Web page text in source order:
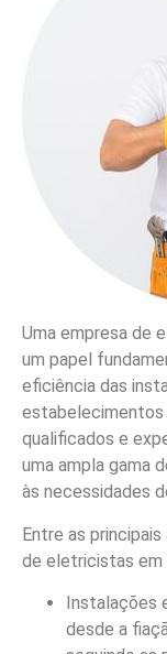
Uma empresa de
um papel
eficiência das
estabelecimentos
qualificados e
uma ampla gama
às necessidades
Entre as
de eletricistas em
Instalações
desde a